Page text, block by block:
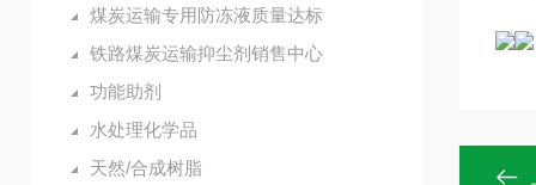
煤炭运输专用防冻液质量达标
铁路煤炭运输抑尘剂销售中心
功能助剂
水处理化学品
天然/合成树脂